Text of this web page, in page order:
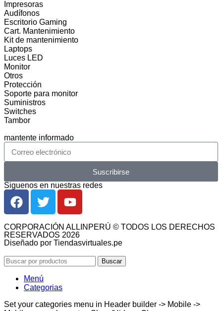
Impresoras
Audífonos
Escritorio Gaming
Cart. Mantenimiento
Kit de mantenimiento
Laptops
Luces LED
Monitor
Otros
Protección
Soporte para monitor
Suministros
Switches
Tambor
mantente informado
Suscribirse
Siguenos en nuestras redes
CORPORACIÓN ALLINPERÚ © TODOS LOS DERECHOS
RESERVADOS 2026
Diseñado por Tiendasvirtuales.pe
Buscar
Menú
Categorias
Set your categories menu in Header builder -> Mobile ->